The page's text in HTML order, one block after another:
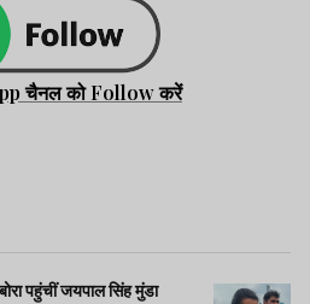
चैनल को Follow करें